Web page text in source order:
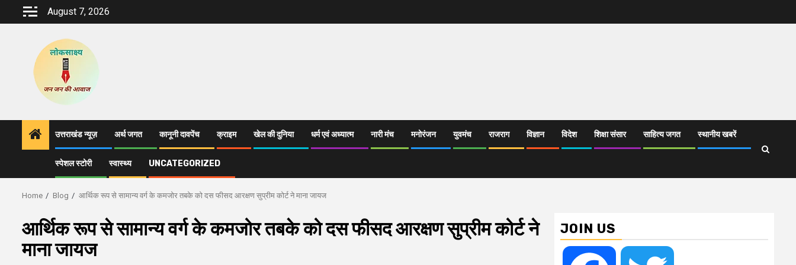
August 7, 2026
उत्तराखंड न्यूज़ अर्थ जगत कानूनी दावपेंच क्राइम खेल की दुनिया धर्म एवं अध्यात्म नारी मंच मनोरंजन युवमंच राजराग विज्ञान विदेश शिक्षा संसार साहित्य जगत स्थानीय खबरें
स्पेशल स्टोरी स्वास्थ्य UNCATEGORIZED
Home Blog आर्थिक रूप से सामान्य वर्ग के कमजोर तबके को दस फीसद आरक्षण सुप्रीम कोर्ट ने माना जायज
आर्थिक रूप से सामान्य वर्ग के कमजोर तबके को दस फीसद आरक्षण सुप्रीम कोर्ट ने
माना जायज
JOIN US